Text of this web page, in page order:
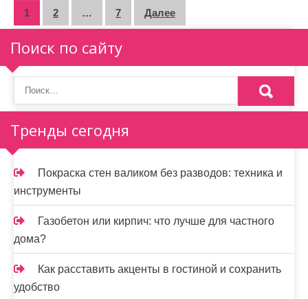
П
а
г
и
н
а
ц
и
я
з
а
1 2 … 7 Далее
Поиск по сайту
Тренды сегодня
Покраска стен валиком без разводов: техника и
инструменты
Газобетон или кирпич: что лучше для частного
дома?
Как расставить акценты в гостиной и сохранить
удобство